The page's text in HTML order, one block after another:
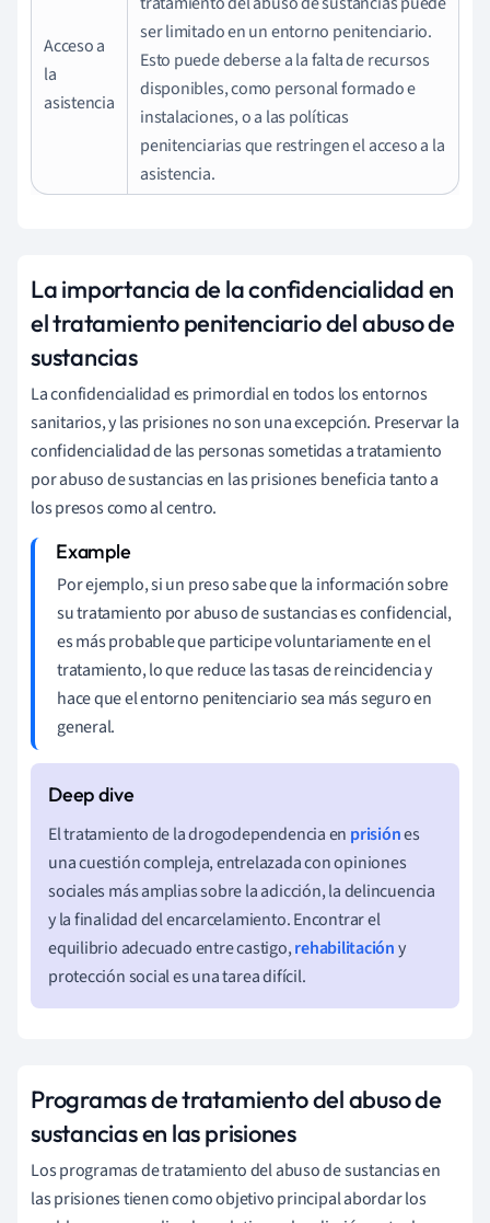
Acceso a
la
asistencia
ser limitado en un entorno penitenciario.
Esto puede deberse a la falta de recursos
disponibles, como personal formado e
instalaciones, o a las políticas
penitenciarias que restringen el acceso a la
asistencia.
La importancia de la confidencialidad en
el tratamiento penitenciario del abuso de
sustancias
La confidencialidad es primordial en todos los entornos
sanitarios, y las prisiones no son una excepción. Preservar la
confidencialidad de las personas sometidas a tratamiento
por abuso de sustancias en las prisiones beneficia tanto a
los presos como al centro.
Por ejemplo, si un preso sabe que la información sobre
su tratamiento por abuso de sustancias es confidencial,
es más probable que participe voluntariamente en el
tratamiento, lo que reduce las tasas de reincidencia y
hace que el entorno penitenciario sea más seguro en
general.
El tratamiento de la drogodependencia en prisiónes
una cuestión compleja, entrelazada con opiniones
sociales más amplias sobre la adicción, la delincuencia
y la finalidad del encarcelamiento. Encontrar el
equilibrio adecuado entre castigo,rehabilitacióny
protección social es una tarea difícil.
Programas de tratamiento del abuso de
sustancias en las prisiones
Los programas de tratamiento del abuso de sustancias en
las prisiones tienen como objetivo principal abordar los